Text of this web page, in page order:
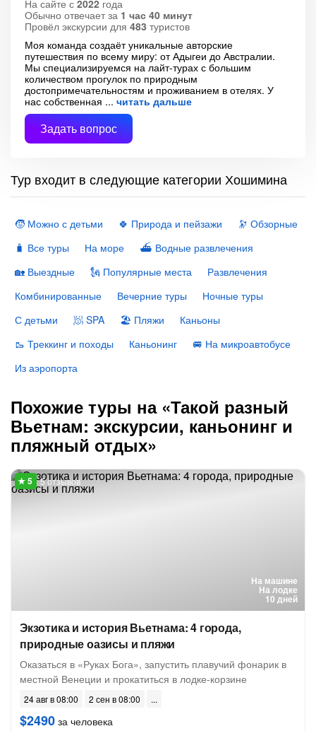
На сайте с 2022 года
Обычно отвечает за 1 час 40 минут
Провёл экскурсии для 483 туристов
Моя команда создаёт уникальные авторские
путешествия по всему миру: от Адыгеи до Австралии.
Мы специализируемся на лайт-турах с большим
количеством прогулок по природным
достопримечательностям и проживанием в отелях. У
нас собственная
читать дальше
Задать вопрос
Тур входит в следующие категории Хошимина
🧒 Можно с детьми 🍀 Природа и пейзажи
🔭 Обзорные
🧳 Все туры
На море
⛴ Водные развлечения
🏡 Выездные
🗽 Популярные места
Развлечения
Комбинированные
Вечерние туры
Ночные туры
С детьми
🧖 SPA 🏖 Пляжи
Каньоны
🥾 Треккинг и походы
Каньонинг
🚐 На микроавтобусе
Из аэропорта
Похожие туры на «Такой разный
Вьетнам: экскурсии, каньонинг и
пляжный отдых»
На машине
На лодке
10 дней
5 отзывов
Экзотика и история Вьетнама: 4 города,
природные оазисы и пляжи
Оказаться в «Руках Бога», запустить плавучий фонарик в
местной Венеции и прокатиться в лодке-корзине
24 авг в 08:00 2 сен в 08:00
$2490 за человека